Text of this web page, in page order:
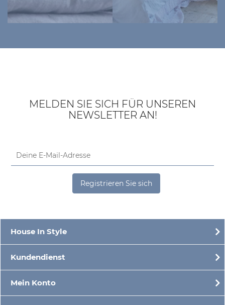
MELDEN SIE SICH FÜR UNSEREN
NEWSLETTER AN!
Registrieren Sie sich
House In Style
Kundendienst
Mein Konto